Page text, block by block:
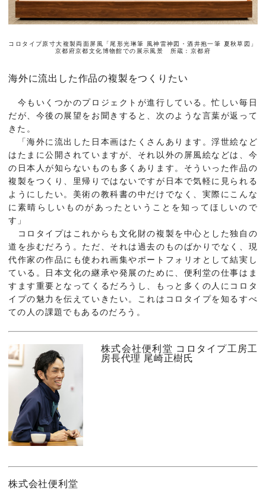
コロタイプ原寸大複製両面屏風「尾形光琳筆 風神雷神図・酒井抱一筆 夏秋草図」
京都府京都文化博物館での展示風景 所蔵：京都府
海外に流出した作品の複製をつくりたい
今もいくつかのプロジェクトが進行している。忙しい毎日
だが、今後の展望をお聞きすると、次のような言葉が返って
きた。
「海外に流出した日本画はたくさんあります。浮世絵など
はたまに公開されていますが、それ以外の屏風絵などは、今
の日本人が知らないものも多くあります。そういった作品の
複製をつくり、里帰りではないですが日本で気軽に見られる
ようにしたい。美術の教科書の中だけでなく、実際にこんな
に素晴らしいものがあったということを知ってほしいので
す」
コロタイプはこれからも文化財の複製を中心とした独自の
道を歩むだろう。ただ、それは過去のものばかりでなく、現
代作家の作品にも使われ画集やポートフォリオとして結実し
ている。日本文化の継承や発展のために、便利堂の仕事はま
すます重要となってくるだろうし、もっと多くの人にコロタ
イプの魅力を伝えていきたい。これはコロタイプを知るすべ
ての人の課題でもあるのだろう。
株式会社便利堂 コロタイプ工房工
房長代理 尾崎正樹氏
株式会社便利堂